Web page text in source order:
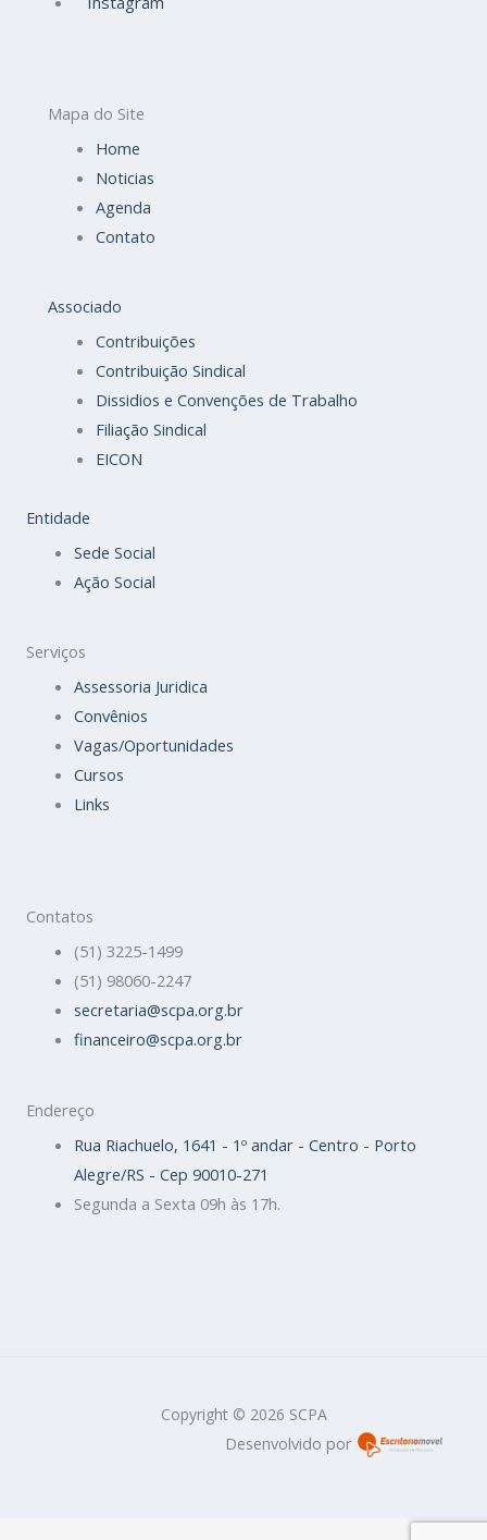
Mapa do Site
Home
Noticias
Agenda
Contato
Associado
Contribuições
Contribuição Sindical
Dissidios e Convenções de Trabalho
Filiação Sindical
EICON
Entidade
Sede Social
Ação Social
Serviços
Assessoria Juridica
Convênios
Vagas/Oportunidades
Cursos
Links
Contatos
(51) 3225-1499
(51) 98060-2247
secretaria@scpa.org.br
financeiro@scpa.org.br
Endereço
Rua Riachuelo, 1641 - 1º andar - Centro - Porto
Alegre/RS - Cep 90010-271
Segunda a Sexta 09h às 17h.
Copyright © 2026 SCPA
Desenvolvido por